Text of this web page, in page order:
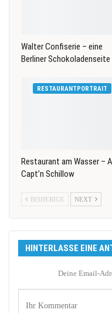
Walter Confiserie – eine
Berliner Schokoladenseite
RESTAURANTPORTRAIT
Restaurant am Wasser –
Capt’n Schillow
BISHERIGE NEXT
HINTERLASSE EINE
Deine Email-